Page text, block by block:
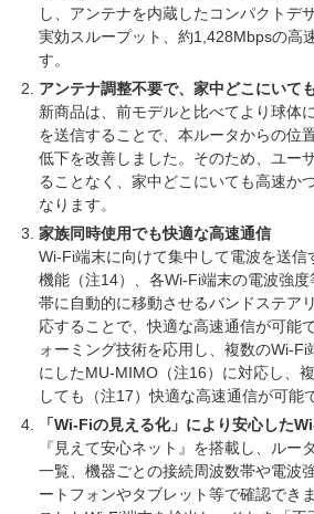
し、アンテナを内蔵したコンパクトデ
実効スループット、約1,428Mbpsの高
す。
アンテナ調整不要で、家中どこにいて
新商品は、前モデルと比べてより球体
を送信することで、本ルータからの位
低下を改善しました。そのため、ユー
ることなく、家中どこにいても高速か
なります。
家族同時使用でも快適な高速通信
Wi-Fi端末に向けて集中して電波を送信
機能（注14）、各Wi-Fi端末の電波強
帯に自動的に移動させるバンドステア
応することで、快適な高速通信が可能
ォーミング技術を応用し、複数のWi-
にしたMU-MIMO（注16）に対応し、
しても（注17）快適な高速通信が可能
「Wi-Fiの見える化」により安心した
『見えて安心ネット』を搭載し、ルー
一覧、機器ごとの接続周波数帯や電波
ートフォンやタブレット等で確認でき